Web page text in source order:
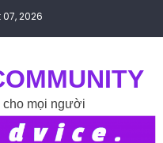
2026
cho mọi người